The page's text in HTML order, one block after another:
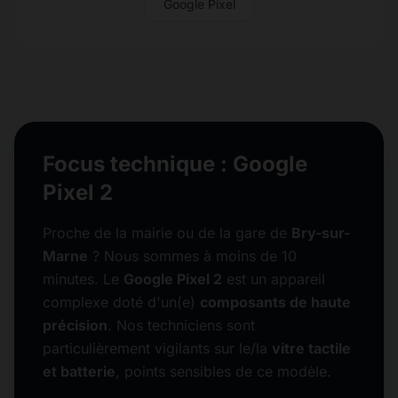
Google Pixel
Focus technique : Google
Pixel 2
Proche de la mairie ou de la gare de Bry-sur-
Marne ? Nous sommes à moins de 10
minutes. Le Google Pixel 2 est un appareil
complexe doté d'un(e) composants de haute
précision. Nos techniciens sont
particulièrement vigilants sur le/la vitre tactile
et batterie, points sensibles de ce modèle.